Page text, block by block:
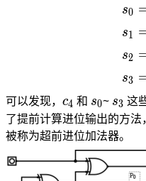
s0
s1
s2
s3
可以发现， c_4
c4 和 s_0
s0~ s_3
s3 这
了提前计算进位输出的方
被称为超前进位加法器。